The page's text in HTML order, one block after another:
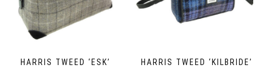
HARRIS TWEED ‘ESK’
HARRIS TWEED ‘KILBRIDE’